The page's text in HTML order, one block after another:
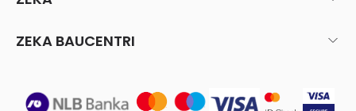
ZEKA BAUCENTRI